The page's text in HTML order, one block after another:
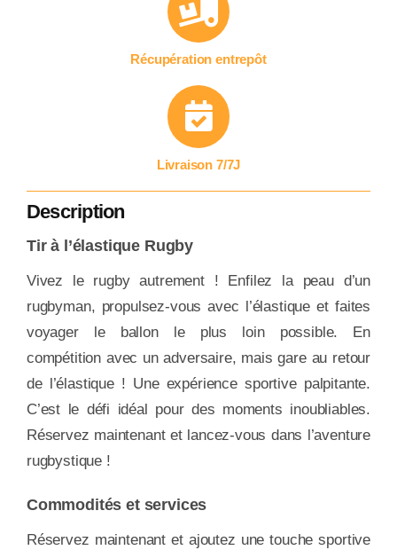
Récupération entrepôt
Livraison 7/7J
Description
Tir à l’élastique Rugby
Vivez le rugby autrement ! Enfilez la peau d’un
rugbyman, propulsez-vous avec l’élastique et faites
voyager le ballon le plus loin possible. En
compétition avec un adversaire, mais gare au retour
de l’élastique ! Une expérience sportive palpitante.
C’est le défi idéal pour des moments inoubliables.
Réservez maintenant et lancez-vous dans l’aventure
rugbystique !
Commodités et services
Réservez maintenant et ajoutez une touche sportive